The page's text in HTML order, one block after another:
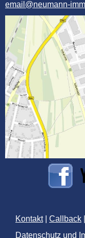
email@neumann-
Kontakt| Callback
Datenschutz und